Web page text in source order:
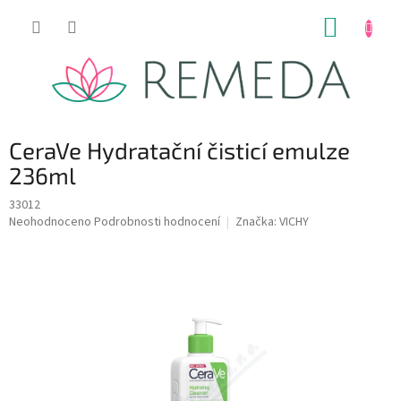
CeraVe Hydratační čisticí emulze
236ml
33012
Průměrné
Neohodnoceno Podrobnosti hodnocení Značka: VICHY